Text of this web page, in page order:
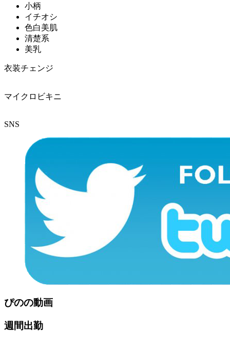
小柄
イチオシ
色白美肌
清楚系
美乳
衣装チェンジ
マイクロビキニ
SNS
ぴのの動画
週間出勤